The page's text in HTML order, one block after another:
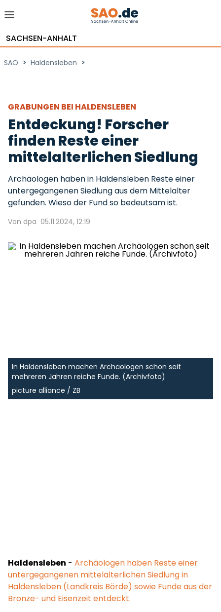
SACHSEN-ANHALT
SAO > Haldensleben >
GRABUNGEN BEI HALDENSLEBEN
Entdeckung! Forscher
finden Reste einer
mittelalterlichen Siedlung
Archäologen haben in Haldensleben Reste einer
untergegangenen Siedlung aus dem Mittelalter
gefunden. Wieso der Fund so bedeutsam ist.
Von dpa 05.11.2024, 12:19
In Haldensleben machen Archäologen schon seit
mehreren Jahren reiche Funde. (Archivfoto)
picture alliance / ZB
Haldensleben - Archäologen haben Reste einer
untergegangenen mittelalterlichen Siedlung in
Haldensleben (Landkreis Börde) sowie Funde aus der
Bronze- und Eisenzeit entdeckt.